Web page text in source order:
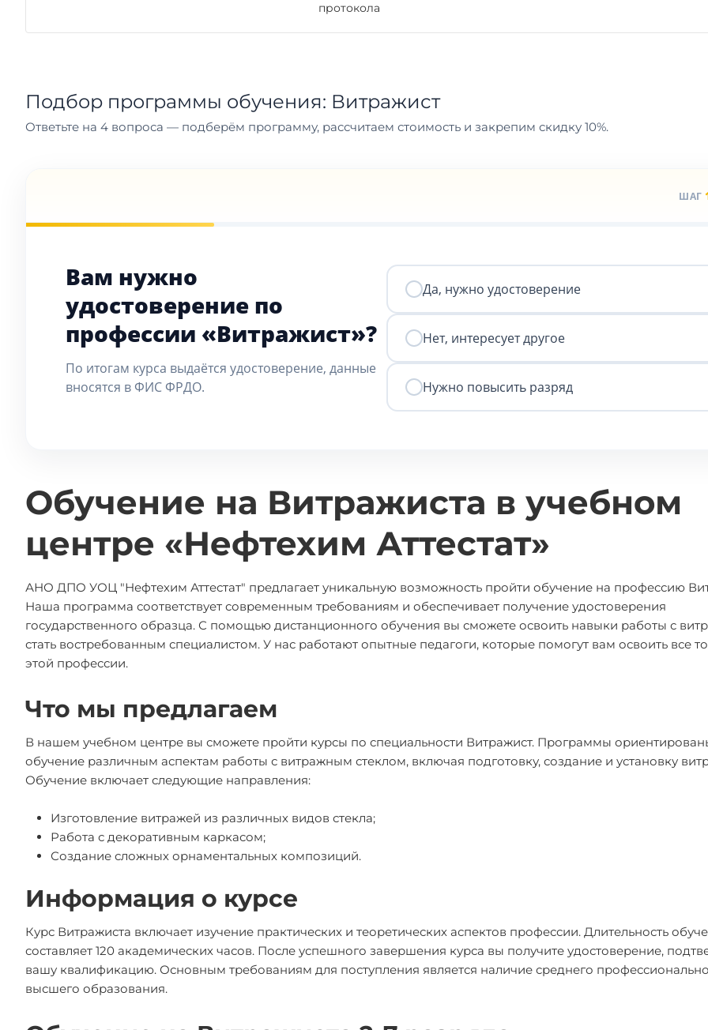
протокола
Подбор программы обучения: Витражист
Ответьте на 4 вопроса — подберём программу, рассчитаем стоимость и закрепим скидку 10%.
ШАГ
Вам нужно
удостоверение по
профессии «Витражист»?
По итогам курса выдаётся удостоверение, данные
вносятся в ФИС ФРДО.
Да, нужно удостоверение
Нет, интересует другое
Нужно повысить разряд
Обучение на Витражиста в учебном
центре «Нефтехим Аттестат»
АНО ДПО УОЦ "Нефтехим Аттестат" предлагает уникальную возможность пройти обучение на профессию
Наша программа соответствует современным требованиям и обеспечивает получение удостоверения
государственного образца. С помощью дистанционного обучения вы сможете освоить навыки работы с
стать востребованным специалистом. У нас работают опытные педагоги, которые помогут вам освоить все
этой профессии.
Что мы предлагаем
В нашем учебном центре вы сможете пройти курсы по специальности Витражист. Программы
обучение различным аспектам работы с витражным стеклом, включая подготовку, создание и установку
Обучение включает следующие направления:
Изготовление витражей из различных видов стекла;
Работа с декоративным каркасом;
Создание сложных орнаментальных композиций.
Информация о курсе
Курс Витражиста включает изучение практических и теоретических аспектов профессии. Длительность
составляет 120 академических часов. После успешного завершения курса вы получите удостоверение,
вашу квалификацию. Основным требованиям для поступления является наличие среднего
высшего образования.